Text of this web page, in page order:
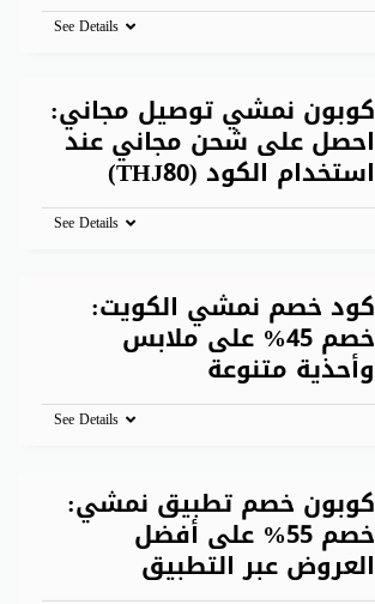
See Details
كوبون نمشي توصيل مجاني:
احصل على شحن مجاني عند
استخدام الكود (THJ80)
See Details
كود خصم نمشي الكويت:
خصم 45% على ملابس
وأحذية متنوعة
See Details
كوبون خصم تطبيق نمشي:
خصم 55% على أفضل
العروض عبر التطبيق